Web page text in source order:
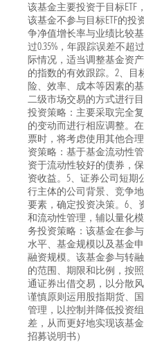
该基金主要投资于目标ETF
该基金不参与目标ETF的
争净值增长率与业绩比较
过0.35%，年跟踪误差不超
际情况，适当调整基金资
的指数的有效跟踪。2、目
险、效率、成本等因素的
二级市场交易的方式进行
投资策略：主要采取完全
的变动而进行相应调整。
票时，将考虑使用其他合
资策略：基于基金流动性
资于流动性较好的债券，
资收益。5、证券公司短
行主体的公司背景、竞争
要素，确定投资决策。6、
和流动性管理，辅以量化
务投资策略：该基金在参
水平、基金规模以及基金
融资规模。该基金参与转
的范围、期限和比例，按
通证券出借交易，以分散
谨慎原则运用股指期货、
管理，以控制并降低投资
差，从而更好地实现该基
招募说明书）